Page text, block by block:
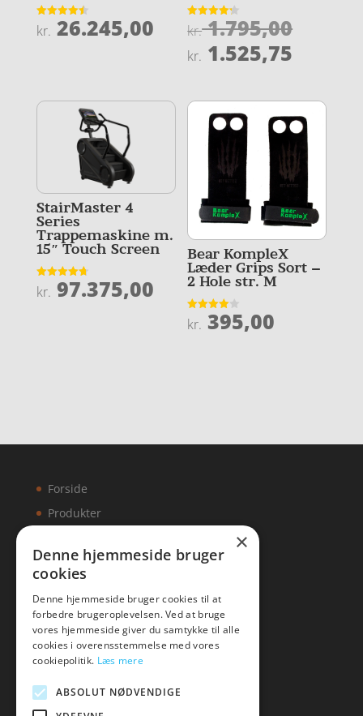
Vurderet
4.5
kr. 26.245,00
Vurderet
4.2
kr.1.795,00Den
kr.
kr. 1.525,75
pris
er:
kr.
StairMaster 4
Series
Trappemaskine m.
15″ Touch Screen
Vurderet
4.7
kr. 97.375,00
Bear KompleX
Læder Grips Sort –
2 Hole str. M
Vurderet
4
kr. 395,00
Forside
Produkter
Artikler
Malawigruppen
Mail:hej@malawigruppen.dk
×
Denne hjemmeside bruger
cookies
Denne hjemmeside bruger cookies til at
forbedre brugeroplevelsen. Ved at bruge
vores hjemmeside giver du samtykke til alle
cookies i overensstemmelse med vores
cookiepolitik. Læs mere
ABSOLUT NØDVENDIGE